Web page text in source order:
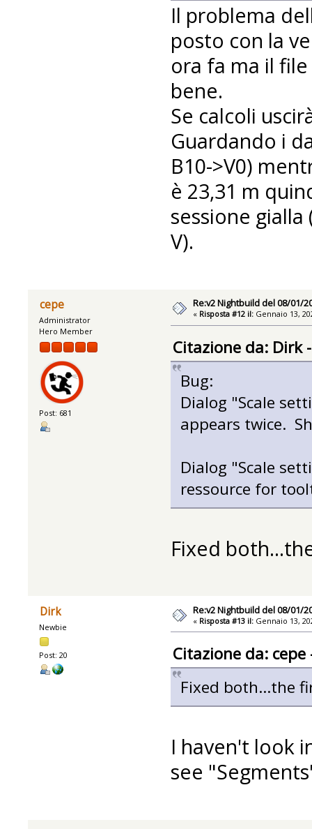
Il problema
posto con la
ora fa ma il
bene.
Se calcoli
Guardando i
B10->V0)
è 23,31 m
sessione
V).
cepe
Administrator
Hero Member
Post: 681
Re:v2 Nightbuild del 08/01/
« Risposta #12 il: Gennaio 13,
Citazione da: Dirk
Bug:
Dialog "Scale
appears twice.
Dialog "Scale
ressource for
Fixed
Dirk
Newbie
Post: 20
Re:v2 Nightbuild del 08/01/
« Risposta #13 il: Gennaio 13,
Citazione da:
Fixed both...the
I haven't look
see